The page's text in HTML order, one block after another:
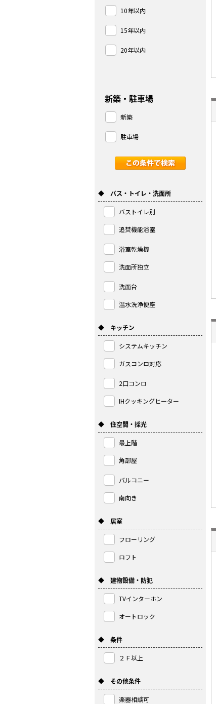
10年以内
15年以内
20年以内
新築・駐車場
新築
駐車場
◆ バス・トイレ・洗面所
バストイレ別
追焚機能浴室
浴室乾燥機
洗面所独立
洗面台
温水洗浄便座
◆ キッチン
システムキッチン
ガスコンロ対応
2口コンロ
IHクッキングヒーター
◆ 住空間・採光
最上階
角部屋
バルコニー
南向き
◆ 居室
フローリング
ロフト
◆ 建物設備・防犯
TVインターホン
オートロック
◆ 条件
２Ｆ以上
◆ その他条件
楽器相談可